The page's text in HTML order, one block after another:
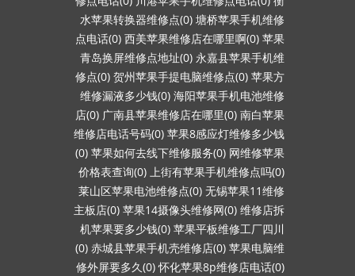
水苹果转换器维修点(0) 塘桥苹果手机维修
点电话(0) 西美苹果维修店在哪里啊(0) 苹果
青岛换屏维修点地址(0) 永嘉县苹果手机维
修点(0) 贺州苹果手提电脑维修点(0) 苹果方
维修漏液多少钱(0) 海阳苹果手机电池维修
店(0) 广南县苹果维修店在哪里(0) 南白苹果
维修店电话号码(0) 苹果8感应灯维修多少钱
(0) 苹果如何去线下维修服务(0) 网维修苹果
价格表查询(0) 上街有苹果手机维修点吗(0)
莱山区苹果电池维修点(0) 无锡苹果11维修
主板店(0) 苹果14摄像头维修网(0) 维修店拆
机苹果要多少钱(0) 苹果平板维修工厂四川
(0) 赤城县苹果手机壳维修店(0) 苹果电脑维
修外屏要多久(0) 怀化苹果8p维修店电话(0)